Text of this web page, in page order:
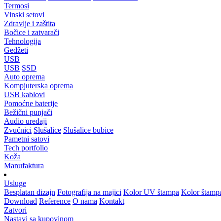
Termosi
Vinski setovi
Zdravlje i zaštita
Bočice i zatvarači
Tehnologija
Gedžeti
USB
USB SSD
Auto oprema
Kompjuterska oprema
USB kablovi
Pomoćne baterije
Bežični punjači
Audio uređaji
Zvučnici Slušalice Slušalice bubice
Pametni satovi
Tech portfolio
Koža
Manufaktura
Usluge
Besplatan dizajn Fotografija na majici Kolor UV štampa Kolor
Download Reference O nama Kontakt
Zatvori
Nastavi sa kupovinom